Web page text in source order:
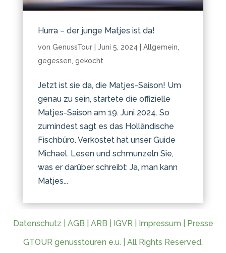
Hurra – der junge Matjes ist da!
von GenussTour| Juni 5, 2024 Allgemein
gegessen gekocht
Jetzt ist sie da, die Matjes-Saison! Um
genau zu sein, startete die offizielle
Matjes-Saison am 19. Juni 2024. So
zumindest sagt es das Holländische
Fischbüro. Verkostet hat unser Guide
Michael. Lesen und schmunzeln Sie,
was er darüber schreibt: Ja, man kann
Matjes...
Datenschutz AGB ARB IGVR| Impressum
Presse
GTOUR genusstouren e.u. | All Rights Reserved.